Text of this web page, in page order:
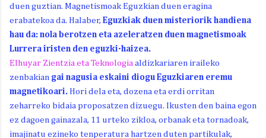
duen guztian. Magnetismoak Eguzkian duen eragina
erabatekoa da. Halaber, Eguzkiak duen misteriorik handiena
hau da: nola berotzen eta azeleratzen duen magnetismoak
Lurrera iristen den eguzki-haizea.
Elhuyar Zientzia eta Teknologia aldizkariaren iraileko
zenbakian gai nagusia eskaini diogu Eguzkiaren eremu
magnetikoari. Hori dela eta, dozena eta erdi orritan
zeharreko bidaia proposatzen dizuegu. Ikusten den baina egon
ez dagoen gainazala, 11 urteko zikloa, orbanak eta tornadoak,
imajinatu ezineko tenperatura hartzen duten partikulak,